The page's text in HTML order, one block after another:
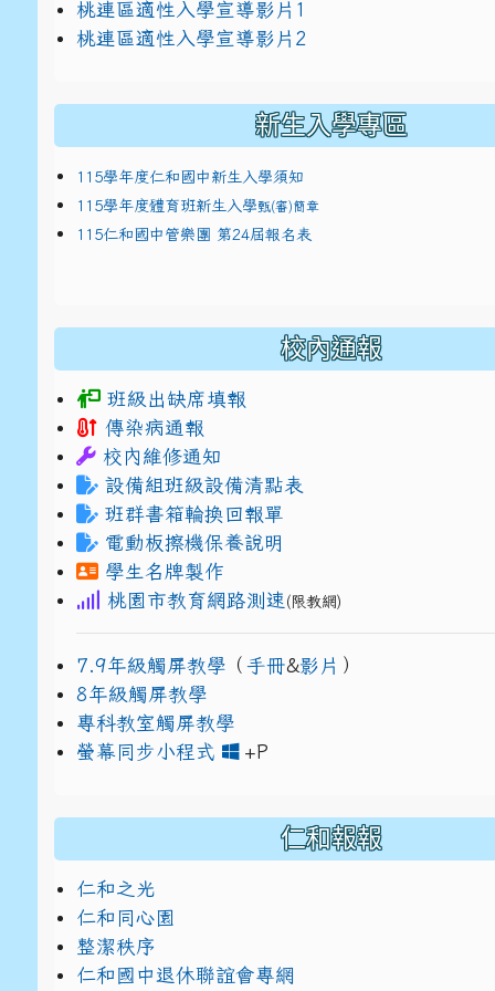
link to https://docs.google.com/
桃連區適性入學宣導影片1
link to https://docs.google.com/
桃連區適性入學宣導影片2
新生入學專區
115學年度仁和國中新生入學須知
115學年度體育班新生入學甄(審)簡章
115仁和國中管樂團 第24屆報名表
校內通報
班級出缺席填報
傳染病通報
校內維修通知
設備組班級設備清點表
班群書箱輪換回報單
電動板擦機保養說明
學生名牌製作
桃園市教育網路測速 (限教網)
7.9年級觸屏教學 （ 手冊&影片 ）
8年級觸屏教學
專科教室觸屏教學
螢幕同步小程式
+Plink to https://
link to https://
仁和報報
仁和之光
仁和同心園
整潔秩序
仁和國中退休聯誼會專網